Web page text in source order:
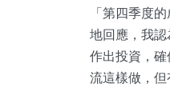
「第四季度
地回應，我
作出投資，
流這樣做，但